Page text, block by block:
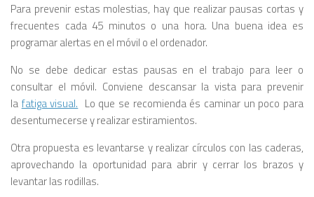
Para prevenir estas molestias, hay que realizar pausas cortas y
frecuentes cada 45 minutos o una hora. Una buena idea es
programar alertas en el móvil o el ordenador.
No se debe dedicar estas pausas en el trabajo para leer o
consultar el móvil. Conviene descansar la vista para prevenir
la fatiga visual. Lo que se recomienda és caminar un poco para
desentumecerse y realizar estiramientos.
Otra propuesta es levantarse y realizar círculos con las caderas,
aprovechando la oportunidad para abrir y cerrar los brazos y
levantar las rodillas.